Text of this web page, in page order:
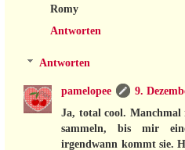
Romy
Antworten
Antworten
pamelopee
9.
Ja, total cool. Manchmal
sammeln, bis mir
irgendwann kommt sie.